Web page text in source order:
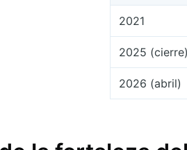
2021
2025 (cierre)
2026 (abril)